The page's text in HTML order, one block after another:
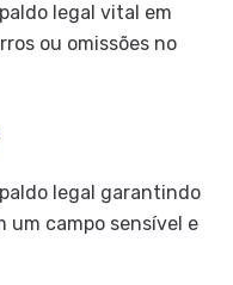
legal vital em
ou omissões no
legal garantindo
um campo sensível e